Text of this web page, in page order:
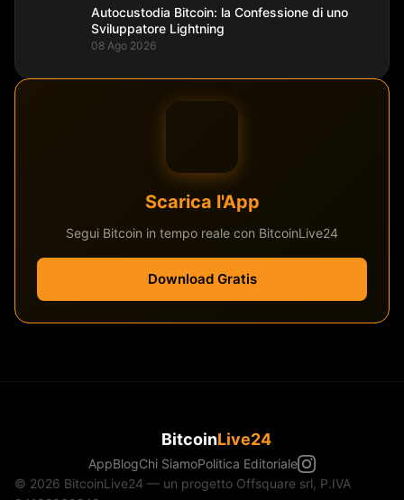
Autocustodia Bitcoin: la Confessione di uno
Sviluppatore Lightning
08 Ago 2026
Scarica l'App
Segui Bitcoin in tempo reale con BitcoinLive24
Download Gratis
BitcoinLive24
AppBlogChi SiamoPolitica Editoriale
© 2026 BitcoinLive24 — un progetto Offsquare srl, P.IVA